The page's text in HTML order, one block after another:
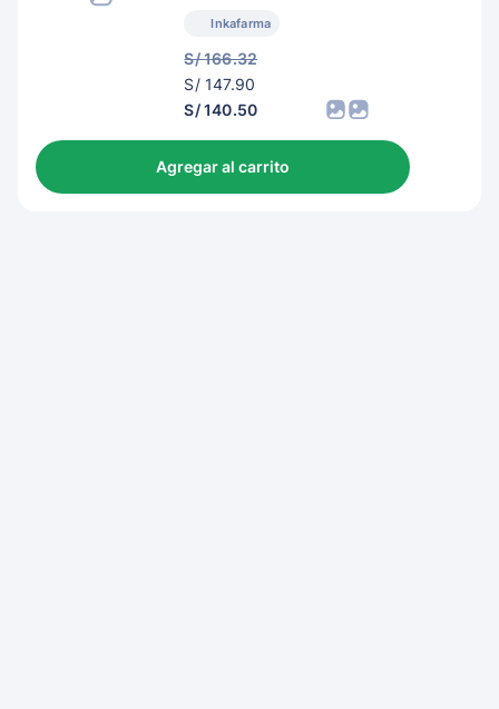
Inkafarma
S/ 166.32
S/
150.90
S/ 147.90
S/ 140.50
Agregar al carrito